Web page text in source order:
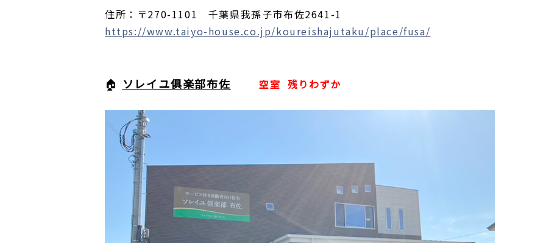
住所：〒270-1101 千葉県我孫子市布佐2641-1
https://www.taiyo-house.co.jp/koureishajutaku/place/fusa/
🏠 ソレイユ俱楽部布佐 空室 残りわずか